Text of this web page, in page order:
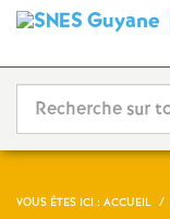
VOUS ÊTES ICI : ACCUEIL